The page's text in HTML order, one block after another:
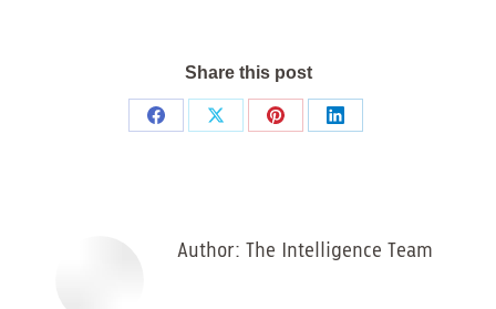
Share this post
Share
Share
Share
Share
Author: The Intelligence Team